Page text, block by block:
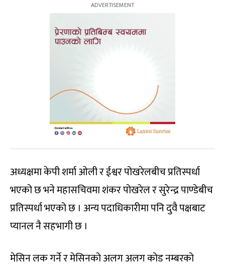
अध्यक्षमा केपी शर्मा ओली र ईश्वर पोखरेलबीच प्रतिस्पर्धा
भएको छ भने महासचिवमा शंकर पोखरेल र सुरेन्द्र पाण्डेबीच
प्रतिस्पर्धा भएको छ । अन्य पदाधिकारीमा पनि दुवै पक्षबाट
प्यानल नै सहभागी छ ।
मेसिन लक गर्ने र मेसिनको अलग अलग कोड नम्बरको